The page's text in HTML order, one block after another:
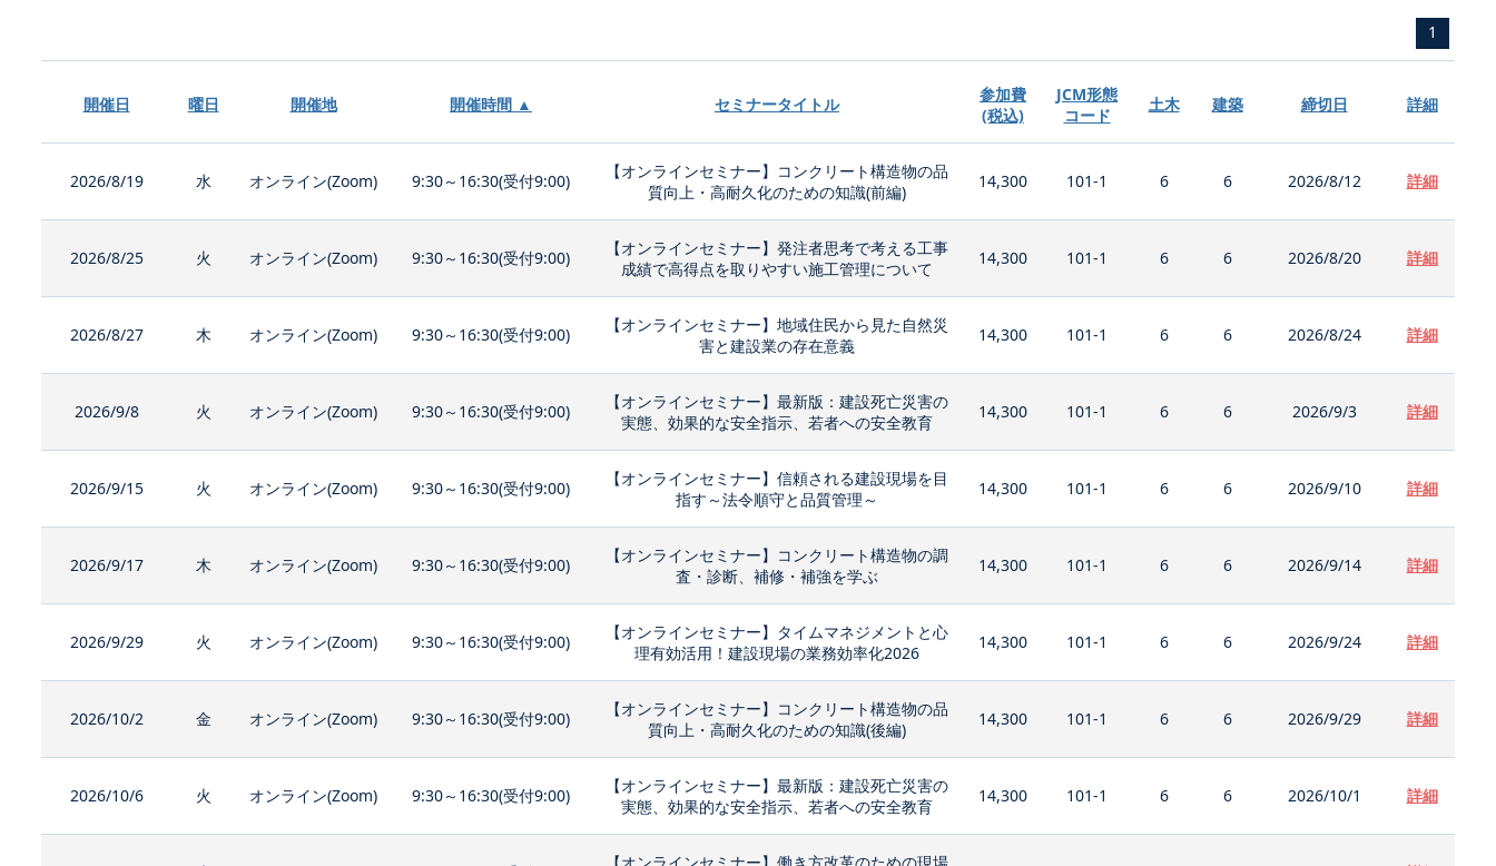
1
開催日 曜日 開催地 開催時間 ▲ セミナータイトル
参加費
(税込)
JCM形態
コード
土木 建築 締切日 詳細
2026/8/19 水 オンライン(Zoom) 9:30～16:30(受付9:00)
【オンラインセミナー】コンクリート構造物の品
質向上・高耐久化のための知識(前編)
14,300 101-1 6 6 2026/8/12 詳細
2026/8/25 火 オンライン(Zoom) 9:30～16:30(受付9:00)
【オンラインセミナー】発注者思考で考える工事
成績で高得点を取りやすい施工管理について
14,300 101-1 6 6 2026/8/20 詳細
2026/8/27 木 オンライン(Zoom) 9:30～16:30(受付9:00)
【オンラインセミナー】地域住民から見た自然災
害と建設業の存在意義
14,300 101-1 6 6 2026/8/24 詳細
2026/9/8 火 オンライン(Zoom) 9:30～16:30(受付9:00)
【オンラインセミナー】最新版：建設死亡災害の
実態、効果的な安全指示、若者への安全教育
14,300 101-1 6 6 2026/9/3 詳細
2026/9/15 火 オンライン(Zoom) 9:30～16:30(受付9:00)
【オンラインセミナー】信頼される建設現場を目
指す～法令順守と品質管理～
14,300 101-1 6 6 2026/9/10 詳細
2026/9/17 木 オンライン(Zoom) 9:30～16:30(受付9:00)
【オンラインセミナー】コンクリート構造物の調
査・診断、補修・補強を学ぶ
14,300 101-1 6 6 2026/9/14 詳細
2026/9/29 火 オンライン(Zoom) 9:30～16:30(受付9:00)
【オンラインセミナー】タイムマネジメントと心
理有効活用！建設現場の業務効率化2026
14,300 101-1 6 6 2026/9/24 詳細
2026/10/2 金 オンライン(Zoom) 9:30～16:30(受付9:00)
【オンラインセミナー】コンクリート構造物の品
質向上・高耐久化のための知識(後編)
14,300 101-1 6 6 2026/9/29 詳細
2026/10/6 火 オンライン(Zoom) 9:30～16:30(受付9:00)
【オンラインセミナー】最新版：建設死亡災害の
実態、効果的な安全指示、若者への安全教育
14,300 101-1 6 6 2026/10/1 詳細